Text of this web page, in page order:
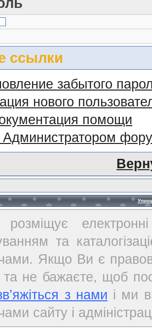
ссылки
забытого
нового
помощи
Администратором
та
Якщо Ви є
та не бажаєте, щоб
з нами і ми
сайту і